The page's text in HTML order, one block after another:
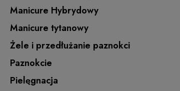
Manicure Hybrydowy
Manicure tytanowy
Żele i przedłużanie paznokci
Paznokcie
Pielęgnacja